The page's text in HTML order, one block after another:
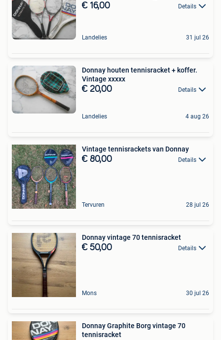
€ 16,00 Details
Landelies 31 jul 26
Donnay houten tennisracket + koffer.
Vintage xxxxx
€ 20,00 Details
Landelies 4 aug 26
Vintage tennisrackets van Donnay
€ 80,00 Details
Tervuren 28 jul 26
Donnay vintage 70 tennisracket
€ 50,00 Details
Mons 30 jul 26
Donnay Graphite Borg vintage 70
tennisracket